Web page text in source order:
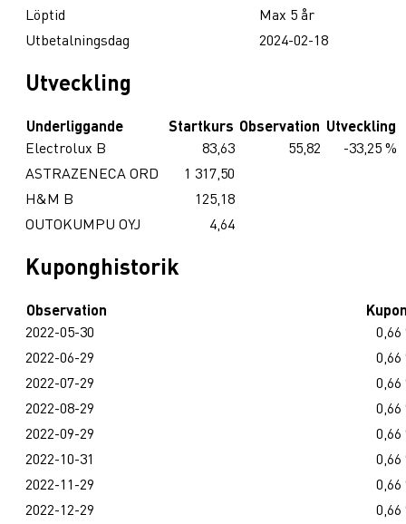
Löptid
Max 5 år
Utbetalningsdag
2024-02-18
Utveckling
Underliggande Startkurs Observation Utveckling
Electrolux B
83,63 55,82
-33,25 %
ASTRAZENECA ORD
1 317,50
H&M B
125,18
OUTOKUMPU OYJ
4,64
Kuponghistorik
Observation
2022-05-30
0,66
2022-06-29
0,66
2022-07-29
0,66
2022-08-29
0,66
2022-09-29
0,66
2022-10-31
0,66
2022-11-29
0,66
2022-12-29
0,66